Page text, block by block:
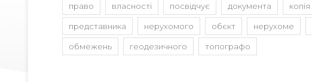
право власності посвідчує документа копія
представника нерухомого обєкт нерухоме
обмежень геодезичного топографо